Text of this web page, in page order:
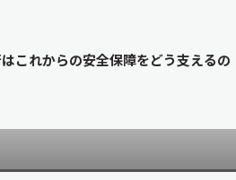
はこれからの安全保障をどう支えるの